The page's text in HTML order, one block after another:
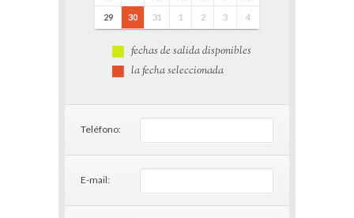
29 30 31 1 2 3 4
fechas de salida disponibles
la fecha seleccionada
Teléfono:
E-mail: